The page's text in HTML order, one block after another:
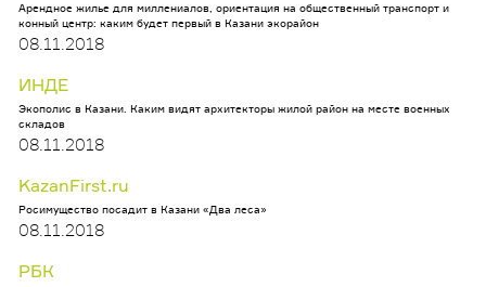
Арендное жилье для миллениалов, ориентация на общественный транспорт и
конный центр: каким будет первый в Казани экорайон
08.11.2018
ИНДЕ
Экополис в Казани. Каким видят архитекторы жилой район на месте военных
складов
08.11.2018
KazanFirst.ru
Росимущество посадит в Казани «Два леса»
08.11.2018
РБК